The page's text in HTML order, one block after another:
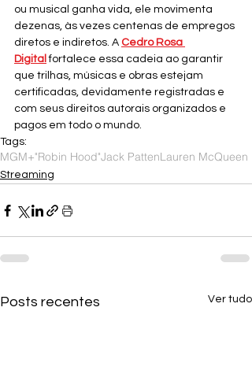
ou musical ganha vida, ele movimenta
dezenas, às vezes centenas de empregos
diretos e indiretos. A Cedro Rosa
Digital fortalece essa cadeia ao garantir
que trilhas, músicas e obras estejam
certificadas, devidamente registradas e
com seus direitos autorais organizados e
pagos em todo o mundo.
Tags:
MGM+"Robin Hood"Jack PattenLauren McQueen
Streaming
Posts recentes Ver tudo